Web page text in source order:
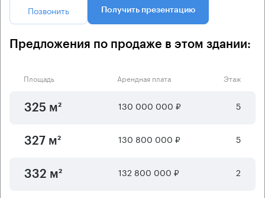
Позвонить Получить презентацию
Предложения по продаже в этом здании:
Площадь Арендная плата Этаж
325 м² 130 000 000 ₽ 5
327 м² 130 800 000 ₽ 5
332 м² 132 800 000 ₽ 2